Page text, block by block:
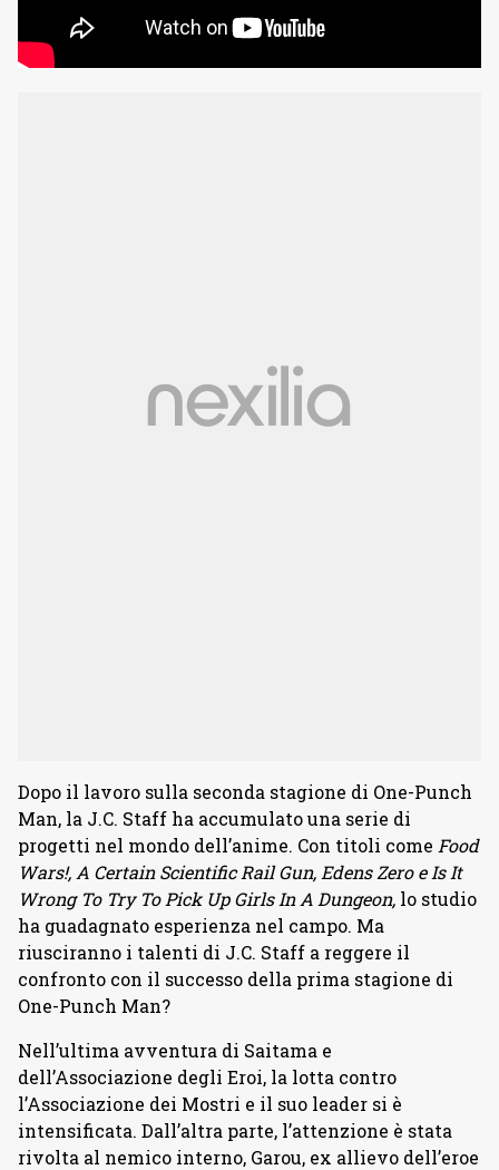
Dopo il lavoro sulla seconda stagione di One-Punch
Man, la J.C. Staff ha accumulato una serie di
progetti nel mondo dell’anime. Con titoli come Food
Wars!, A Certain Scientific Rail Gun, Edens Zero e Is It
Wrong To Try To Pick Up Girls In A Dungeon, lo studio
ha guadagnato esperienza nel campo. Ma
riusciranno i talenti di J.C. Staff a reggere il
confronto con il successo della prima stagione di
One-Punch Man?
Nell’ultima avventura di Saitama e
dell’Associazione degli Eroi, la lotta contro
l’Associazione dei Mostri e il suo leader si è
intensificata. Dall’altra parte, l’attenzione è stata
rivolta al nemico interno, Garou, ex allievo dell’eroe